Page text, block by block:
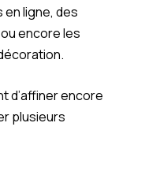
ligne, des
encore les
d’affiner encore
plusieurs